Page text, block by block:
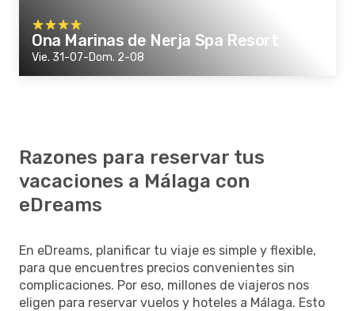
Ona Marinas de Nerja Spa Resort
Vie. 31-07-Dom. 2-08
Razones para reservar tus
vacaciones a Málaga con
eDreams
En eDreams, planificar tu viaje es simple y flexible,
para que encuentres precios convenientes sin
complicaciones. Por eso, millones de viajeros nos
eligen para reservar vuelos y hoteles a Málaga. Esto